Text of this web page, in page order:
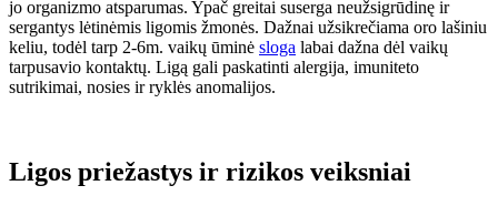
jo organizmo atsparumas. Ypač greitai suserga neužsigrūdinę ir
sergantys lėtinėmis ligomis žmonės. Dažnai užsikrečiama oro lašiniu
keliu, todėl tarp 2-6m. vaikų ūminė sloga labai dažna dėl vaikų
tarpusavio kontaktų. Ligą gali paskatinti alergija, imuniteto
sutrikimai, nosies ir ryklės anomalijos.
Ligos priežastys ir rizikos veiksniai